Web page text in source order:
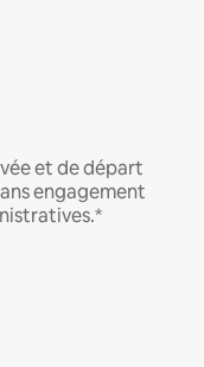
et de départ
engagement